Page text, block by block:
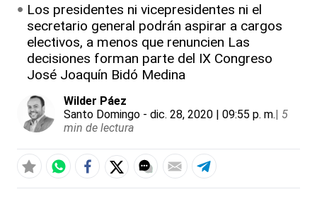
Los presidentes ni vicepresidentes ni el
secretario general podrán aspirar a cargos
electivos, a menos que renuncien Las
decisiones forman parte del IX Congreso
José Joaquín Bidó Medina
Wilder Páez
Santo Domingo - dic. 28, 2020 | 09:55 p. m.| 5
min de lectura